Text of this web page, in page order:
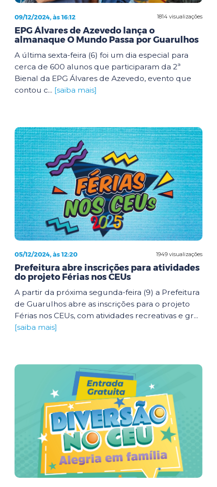
1814 visualizações
09/12/2024, às 16:12
EPG Álvares de Azevedo lança o
almanaque O Mundo Passa por Guarulhos
A última sexta-feira (6) foi um dia especial para
cerca de 600 alunos que participaram da 2ª
Bienal da EPG Álvares de Azevedo, evento que
contou c... [saiba mais]
1949 visualizações
05/12/2024, às 12:20
Prefeitura abre inscrições para atividades
do projeto Férias nos CEUs
A partir da próxima segunda-feira (9) a Prefeitura
de Guarulhos abre as inscrições para o projeto
Férias nos CEUs, com atividades recreativas e gr...
[saiba mais]